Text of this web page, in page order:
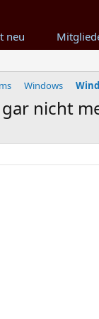
neu
Windows
nicht